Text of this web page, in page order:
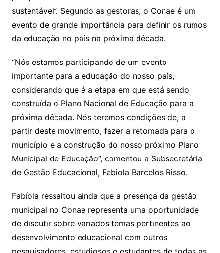
sustentável”. Segundo as gestoras, o Conae é um
evento de grande importância para definir os rumos
da educação no país na próxima década.
“Nós estamos participando de um evento
importante para a educação do nosso país,
considerando que é a etapa em que está sendo
construída o Plano Nacional de Educação para a
próxima década. Nós teremos condições de, a
partir deste movimento, fazer a retomada para o
município e a construção do nosso próximo Plano
Municipal de Educação”, comentou a Subsecretária
de Gestão Educacional, Fabiola Barcelos Risso.
Fabíola ressaltou ainda que a presença da gestão
municipal no Conae representa uma oportunidade
de discutir sobre variados temas pertinentes ao
desenvolvimento educacional com outros
pesquisadores, estudiosos e estudantes de todas as